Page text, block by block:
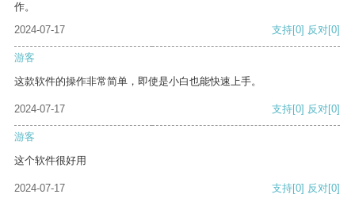
作。
2024-07-17
支持[0] 反对[0]
游客
这款软件的操作非常简单，即使是小白也能快速上手。
2024-07-17 支持[0] 反对[0]
游客
这个软件很好用
2024-07-17 支持[0] 反对[0]